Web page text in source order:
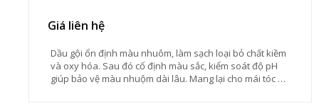
Giá liên hệ
Dầu gội ổn định màu nhuôm, làm sạch loại bỏ chất kiềm
và oxy hóa. Sau đó cố định màu sắc, kiểm soát độ pH
giúp bảo vệ màu nhuộm dài lâu. Mang lại cho mái tóc sự